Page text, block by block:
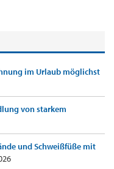
im Urlaub möglichst
von starkem
und Schweißfüße mit